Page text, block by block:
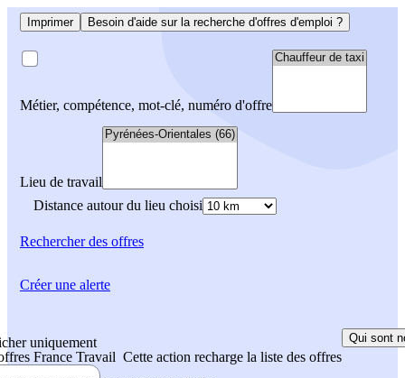
Imprimer Besoin d'aide sur la recherche d'offres d'emploi ?
Métier, compétence, mot-clé, numéro d'offre
Lieu de travail
Distance autour du lieu choisi
Rechercherdes offres
uniquement
France Travail Cette action recharge la liste des offres
Qui sont
Créer une alerte